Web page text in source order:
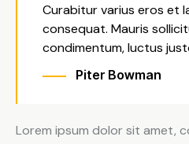
Curabitur varius eros et
consequat. Mauris
condimentum, luctus
Piter Bowman
Lorem ipsum dolor sit amet,